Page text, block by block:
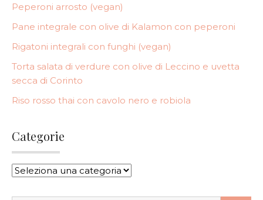
Peperoni arrosto (vegan)
Pane integrale con olive di Kalamon con peperoni
Rigatoni integrali con funghi (vegan)
Torta salata di verdure con olive di Leccino e uvetta
secca di Corinto
Riso rosso thai con cavolo nero e robiola
Categorie
CATEGORIE